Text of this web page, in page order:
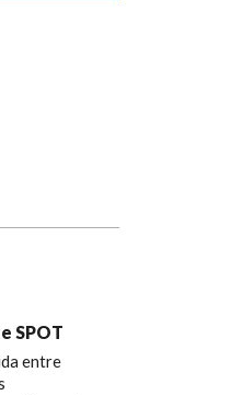
SPOT
entre